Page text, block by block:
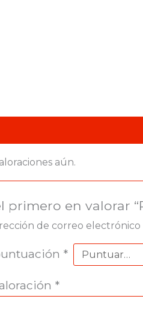
aún.
primero en valorar
de correo electrónico
*
*